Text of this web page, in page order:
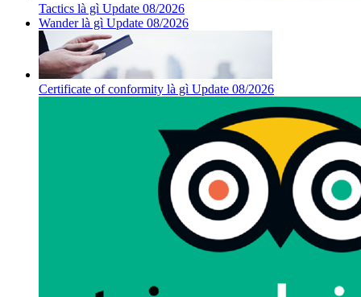
Tactics là gì Update 08/2026
Wander là gì Update 08/2026
Certificate of conformity là gì Update 08/2026